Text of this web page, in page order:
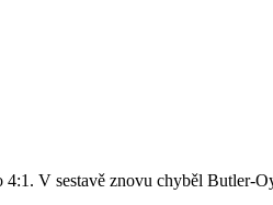
V sestavě znovu chyběl Butler-